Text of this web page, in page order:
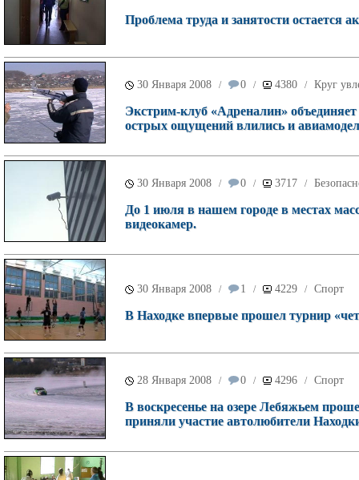
Проблема труда и занятости остается
30 Января 2008 / 0 / 4380 / Круг
Экстрим-клуб «Адреналин»
острых ощущений влились и
30 Января 2008 / 0 / 3717 /
До 1 июля в нашем городе в местах
видеокамер.
30 Января 2008 / 1 / 4229 / Спорт
В Находке впервые прошел турнир
28 Января 2008 / 0 / 4296 / Спорт
В воскресенье на озере Лебяжьем
приняли участие автолюбители